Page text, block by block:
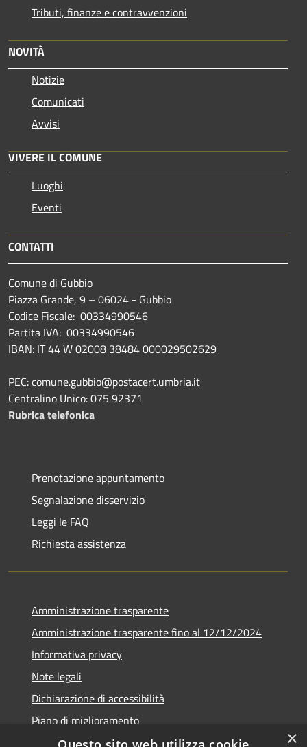
Tributi, finanze e contravvenzioni
NOVITÀ
Notizie
Comunicati
Avvisi
VIVERE IL COMUNE
Luoghi
Eventi
CONTATTI
Comune di Gubbio
Piazza Grande, 9 – 06024 - Gubbio
Codice Fiscale: 00334990546
Partita IVA: 00334990546
IBAN: IT 44 W 02008 38484 000029502629
PEC: comune.gubbio@postacert.umbria.it
Centralino Unico: 075 92371
Rubrica telefonica
Prenotazione appuntamento
Segnalazione disservizio
Leggi le FAQ
Richiesta assistenza
Amministrazione trasparente
Amministrazione trasparente fino al 12/12/2024
Informativa privacy
Note legali
Dichiarazione di accessibilità
Piano di miglioramento
×